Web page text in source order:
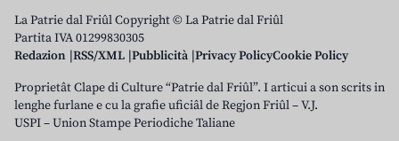
La Patrie dal Friûl Copyright © La Patrie dal Friûl
Partita IVA 01299830305
Redazion RSS/XML Pubblicità Privacy PolicyCookie Policy
Proprietât Clape di Culture “Patrie dal Friûl”. I articui a son scrits in
lenghe furlane e cu la grafie uficiâl de Regjon Friûl – V.J.
USPI – Union Stampe Periodiche Taliane